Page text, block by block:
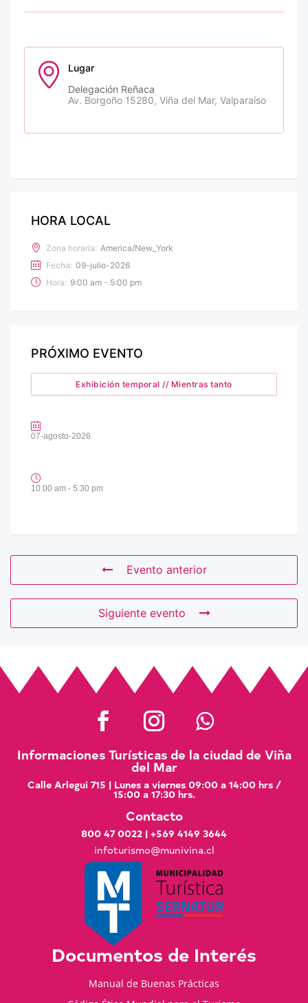
Lugar
Delegación Reñaca
Av. Borgoño 15280, Viña del Mar, Valparaíso
HORA LOCAL
Zona horaria: America/New_York
Fecha: 09-julio-2026
Hora: 9:00 am - 5:00 pm
PRÓXIMO EVENTO
Exhibición temporal // Mientras tanto
07-agosto-2026
10:00 am - 5:30 pm
Evento anterior
Siguiente evento
Informaciones Turísticas de la ciudad de Viña
del Mar
Calle Arlegui 715 | Lunes a viernes 09:00 a 14:00 hrs /
15:00 a 17:30 hrs.
Contacto
800 47 0022 | +569 4149 3644
infoturismo@munivina.cl
Documentos de Interés
Manual de Buenas Prácticas